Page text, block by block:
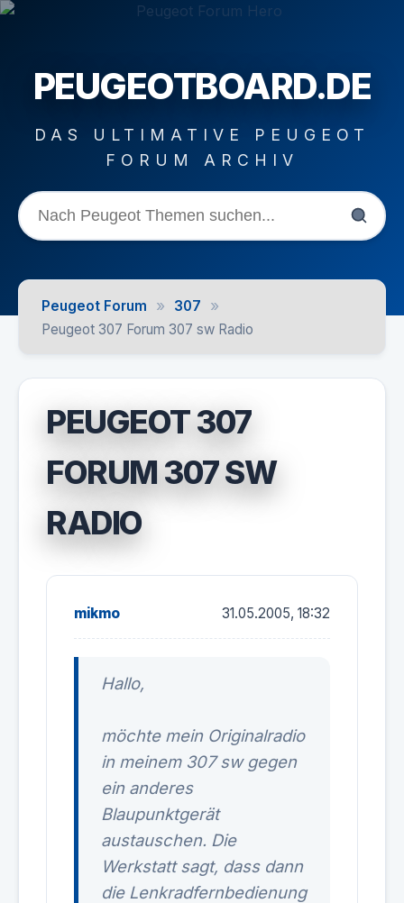
PEUGEOTBOARD.DE
DAS ULTIMATIVE PEUGEOT
FORUM ARCHIV
Peugeot Forum » 307 »
Peugeot 307 Forum 307 sw Radio
PEUGEOT 307
FORUM 307 SW
RADIO
mikmo 31.05.2005, 18:32
Hallo,
möchte mein Originalradio
in meinem 307 sw gegen
ein anderes
Blaupunktgerät
austauschen. Die
Werkstatt sagt, dass dann
die Lenkradfernbedienung